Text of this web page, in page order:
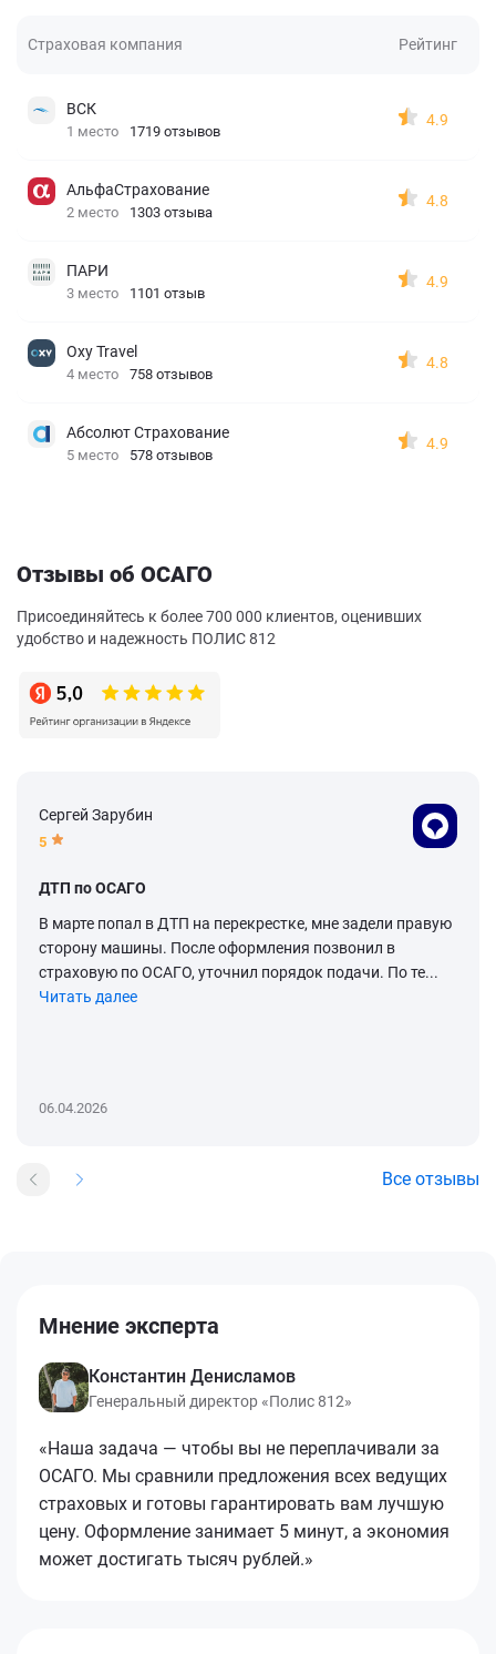
Страховая компания Рейтинг
ВСК
1 место 1719 отзывов
4.9
АльфаСтрахование
2 место 1303 отзыва
4.8
ПАРИ
3 место 1101 отзыв
4.9
Oxy Travel
4 место 758 отзывов
4.8
Абсолют Страхование
5 место 578 отзывов
4.9
Отзывы об ОСАГО
Присоединяйтесь к более 700 000 клиентов, оценивших
удобство и надежность ПОЛИС 812
Сергей Зарубин
5
ДТП по ОСАГО
В марте попал в ДТП на перекрестке, мне задели правую
сторону машины. После оформления позвонил в
страховую по ОСАГО, уточнил порядок подачи. По те...
Читать далее
06.04.2026
Все отзывы
Мнение эксперта
Константин Денисламов
Генеральный директор «Полис 812»
«Наша задача — чтобы вы не переплачивали за
ОСАГО. Мы сравнили предложения всех ведущих
страховых и готовы гарантировать вам лучшую
цену. Оформление занимает 5 минут, а экономия
может достигать тысяч рублей.»